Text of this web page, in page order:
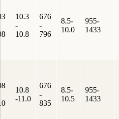
10.3
-
10.8
676
-
796
8.5-
10.0
955-
1433
10.8
-11.0
676
-
835
8.5-
10.5
955-
1433